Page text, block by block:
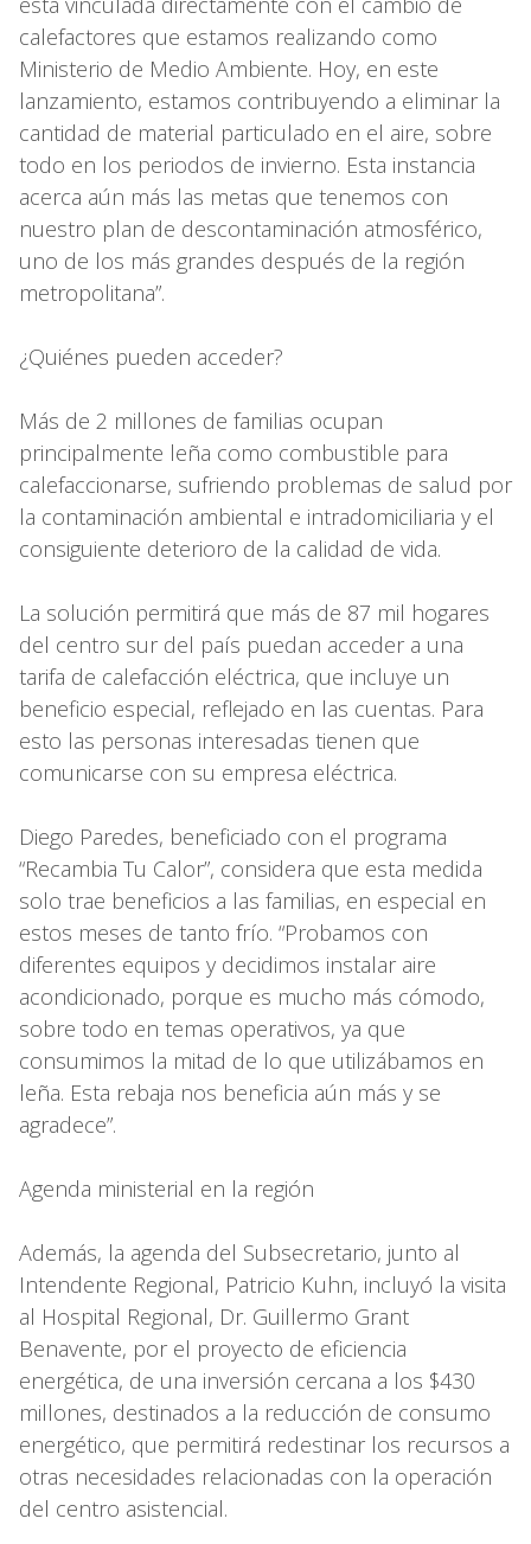
calefactores que estamos realizando como
Ministerio de Medio Ambiente. Hoy, en este
lanzamiento, estamos contribuyendo a eliminar la
cantidad de material particulado en el aire, sobre
todo en los periodos de invierno. Esta instancia
acerca aún más las metas que tenemos con
nuestro plan de descontaminación atmosférico,
uno de los más grandes después de la región
metropolitana”.
¿Quiénes pueden acceder?
Más de 2 millones de familias ocupan
principalmente leña como combustible para
calefaccionarse, sufriendo problemas de salud por
la contaminación ambiental e intradomiciliaria y el
consiguiente deterioro de la calidad de vida.
La solución permitirá que más de 87 mil hogares
del centro sur del país puedan acceder a una
tarifa de calefacción eléctrica, que incluye un
beneficio especial, reflejado en las cuentas. Para
esto las personas interesadas tienen que
comunicarse con su empresa eléctrica.
Diego Paredes, beneficiado con el programa
“Recambia Tu Calor”, considera que esta medida
solo trae beneficios a las familias, en especial en
estos meses de tanto frío. “Probamos con
diferentes equipos y decidimos instalar aire
acondicionado, porque es mucho más cómodo,
sobre todo en temas operativos, ya que
consumimos la mitad de lo que utilizábamos en
leña. Esta rebaja nos beneficia aún más y se
agradece”.
Agenda ministerial en la región
Además, la agenda del Subsecretario, junto al
Intendente Regional, Patricio Kuhn, incluyó la visita
al Hospital Regional, Dr. Guillermo Grant
Benavente, por el proyecto de eficiencia
energética, de una inversión cercana a los $430
millones, destinados a la reducción de consumo
energético, que permitirá redestinar los recursos a
otras necesidades relacionadas con la operación
del centro asistencial.